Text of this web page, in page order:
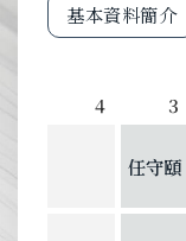
基本資料簡介
3
4
任守頤